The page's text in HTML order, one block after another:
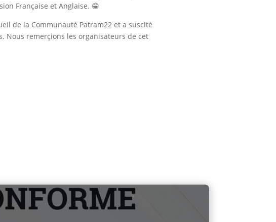
Française et Anglaise. 😁
de la Communauté Patram22 et a suscité
Nous remerçions les organisateurs de cet